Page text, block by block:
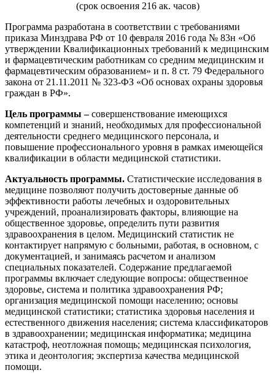
Изобразительное и прикладные виды
искусств
Средства массовой информации и
информативно-библиотечное дело
Управление в технических системах
Ветеринария и зоотехника
Подготовка к периодической
аккредитации
Основные Услуги
Дополнительные Услуги
(срок освоения 216 ак. часов)
Программа разработана в соответствии с требованиями
приказа Минздрава РФ от 10 февраля 2016 года № 83н «Об
утверждении Квалификационных требований к медицинским
и фармацевтическим работникам со средним медицинским и
фармацевтическим образованием» и п. 8 ст. 79 Федерального
закона от 21.11.2011 № 323-ФЗ «Об основах охраны здоровья
граждан в РФ».
Цель программы –совершенствование имеющихся
компетенций и знаний, необходимых для профессиональной
деятельности среднего медицинского персонала, и
повышение профессионального уровня в рамках имеющейся
квалификации в области медицинской статистики.
Актуальность программы. Статистические исследования в
медицине позволяют получить достоверные данные об
эффективности работы лечебных и оздоровительных
учреждений, проанализировать факторы, влияющие на
общественное здоровье, определить пути развития
здравоохранения в целом. Медицинский статистик не
контактирует напрямую с больными, работая, в основном, с
документацией, и занимаясь расчетом и анализом
специальных показателей. Содержание предлагаемой
программы включает следующие вопросы: общественное
здоровье, система и политика здравоохранения РФ;
организация медицинской помощи населению; основы
медицинской статистики; статистика здоровья населения и
естественного движения населения; система классификаторов
в здравоохранении; медицинская информатика; медицина
катастроф, неотложная помощь; медицинская психология,
этика и деонтология; экспертиза качества медицинской
помощи.